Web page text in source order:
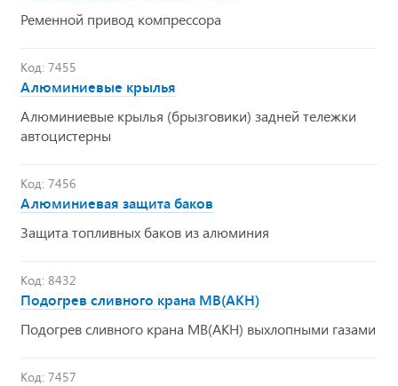
Ременной привод компрессора
Код: 7455
Алюминиевые крылья
Алюминиевые крылья (брызговики) задней тележки
автоцистерны
Код: 7456
Алюминиевая защита баков
Защита топливных баков из алюминия
Код: 8432
Подогрев сливного крана МВ(АКН)
Подогрев сливного крана МВ(АКН) выхлопными газами
Код: 7457